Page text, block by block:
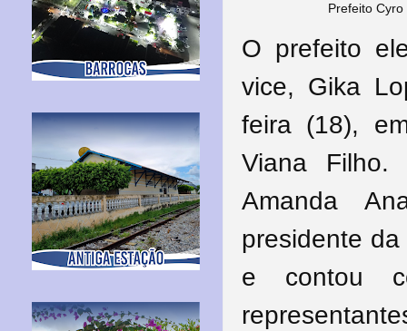
Prefeito
O prefeito
vice, Gika
feira (18),
Viana
Amanda
presidente
e contou